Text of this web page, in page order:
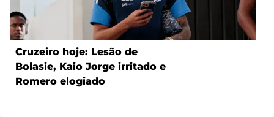
Cruzeiro hoje: Lesão de
Bolasie, Kaio Jorge irritado e
Romero elogiado